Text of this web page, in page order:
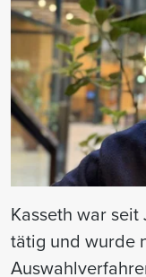
Kasseth war
tätig und wurde